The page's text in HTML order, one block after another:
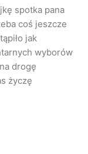
(fot. archiwum)
prezesa spółki
– W tej chwili
finiszu.
2009, 2010.
dyskutowaliśmy
bo
i nie możemy
spotka pana
coś jeszcze
jak
wyborów
drogę
życzę